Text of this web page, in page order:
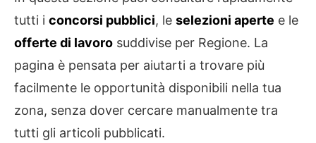
tutti i concorsi pubblici, le selezioni aperte e le
offerte di lavoro suddivise per Regione. La
pagina è pensata per aiutarti a trovare più
facilmente le opportunità disponibili nella tua
zona, senza dover cercare manualmente tra
tutti gli articoli pubblicati.